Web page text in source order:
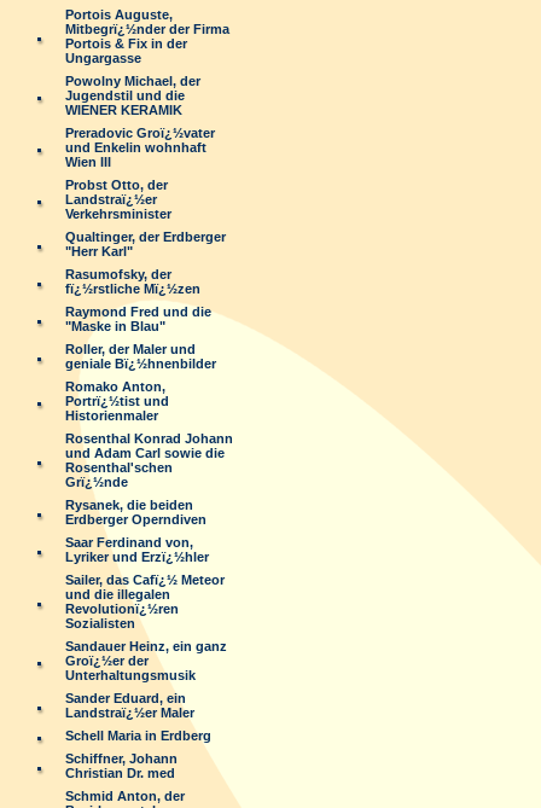
Portois Auguste,
Mitbegrï¿½nder der Firma
Portois & Fix in der
Ungargasse
Powolny Michael, der
Jugendstil und die
WIENER KERAMIK
Preradovic Groï¿½vater
und Enkelin wohnhaft
Wien III
Probst Otto, der
Landstraï¿½er
Verkehrsminister
Qualtinger, der Erdberger
"Herr Karl"
Rasumofsky, der
fï¿½rstliche Mï¿½zen
Raymond Fred und die
"Maske in Blau"
Roller, der Maler und
geniale Bï¿½hnenbilder
Romako Anton,
Portrï¿½tist und
Historienmaler
Rosenthal Konrad Johann
und Adam Carl sowie die
Rosenthal'schen
Grï¿½nde
Rysanek, die beiden
Erdberger Operndiven
Saar Ferdinand von,
Lyriker und Erzï¿½hler
Sailer, das Cafï¿½ Meteor
und die illegalen
Revolutionï¿½ren
Sozialisten
Sandauer Heinz, ein ganz
Groï¿½er der
Unterhaltungsmusik
Sander Eduard, ein
Landstraï¿½er Maler
Schell Maria in Erdberg
Schiffner, Johann
Christian Dr. med
Schmid Anton, der